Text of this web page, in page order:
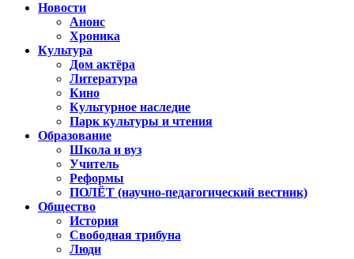
Новости
Анонс
Хроника
Культура
Дом актёра
Литература
Кино
Культурное наследие
Парк культуры и чтения
Образование
Школа и вуз
Учитель
Реформы
ПОЛЁТ (научно-педагогический вестник)
Общество
История
Свободная трибуна
Люди